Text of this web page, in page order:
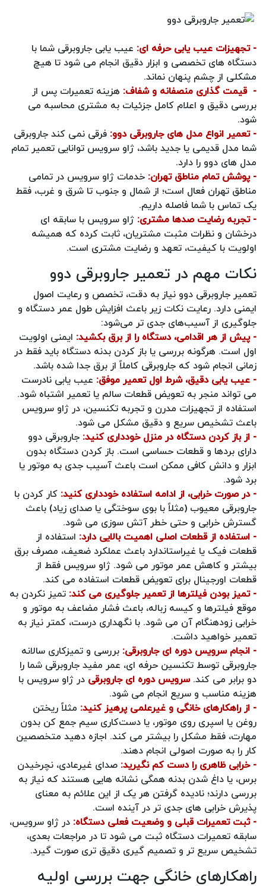
- تجهیزات عیب‌ یابی حرفه‌ ای: عیب‌ یابی جاروبرقی شما با
دستگاه‌ های تخصصی و ابزار دقیق انجام می‌ شود تا هیچ
مشکلی از چشم پنهان نماند.
- قیمت‌ گذاری منصفانه و شفاف: هزینه تعمیرات پس از
بررسی دقیق و اعلام کامل جزئیات به مشتری محاسبه می‌
شود.
- تعمیر انواع مدل‌ های جاروبرقی دوو: فرقی نمی‌ کند جاروبرقی
شما مدل قدیمی یا جدید باشد، ژاو سرویس توانایی تعمیر تمام
مدل‌ های دوو را دارد.
- پوشش تمام مناطق تهران: خدمات ژاو سرویس در تمامی
مناطق تهران فعال است؛ از شمال و جنوب تا شرق و غرب، فقط
یک تماس با شما فاصله داریم.
- تجربه رضایت صدها مشتری: ژاو سرویس با سابقه‌ ای
درخشان و نظرات مثبت مشتریان، ثابت کرده که همیشه
اولویت با کیفیت، تعهد و رضایت مشتری است.
نکات مهم در تعمیر جاروبرقی دوو
تعمیر جاروبرقی دوو نیاز به دقت، تخصص و رعایت اصول
ایمنی دارد. رعایت نکات زیر باعث افزایش طول عمر دستگاه و
جلوگیری از آسیب‌های جدی‌ تر می‌شود:
- پیش از هر اقدامی، دستگاه را از برق بکشید: ایمنی اولویت
اول است. هرگونه بررسی یا باز کردن بدنه دستگاه باید فقط در
زمانی انجام شود که جاروبرقی کاملاً از برق جدا شده باشد.
- عیب‌ یابی دقیق، شرط اول تعمیر موفق: عیب‌ یابی نادرست
می‌ تواند منجر به تعویض قطعات سالم یا تعمیر اشتباه شود.
استفاده از تجهیزات مدرن و تجربه تکنسین، در ژاو سرویس
باعث تشخیص سریع و دقیق مشکل می‌ شود.
- از باز کردن دستگاه در منزل خودداری کنید: جاروبرقی دوو
دارای بردها و قطعات حساسی است. باز کردن دستگاه بدون
ابزار و دانش کافی ممکن است باعث آسیب جدی به موتور یا
برد شود.
- در صورت خرابی، از ادامه استفاده خودداری کنید: کار کردن با
جاروبرقی معیوب (مثلاً با بوی سوختگی یا صدای زیاد) باعث
گسترش خرابی و حتی خطر آتش‌ سوزی می‌ شود.
- استفاده از قطعات اصلی اهمیت بالایی دارد: استفاده از
قطعات فیک یا غیراستاندارد باعث عملکرد ضعیف، مصرف برق
بیشتر و کاهش عمر موتور می‌ شود. ژاو سرویس فقط از
قطعات اورجینال برای تعویض قطعات استفاده می کند.
- تمیز بودن فیلترها از تعمیر جلوگیری می‌ کند: تمیز نکردن به‌
موقع فیلترها و کیسه زباله، باعث فشار مضاعف به موتور و
خرابی زودهنگام آن می‌ شود. با نگهداری درست، کمتر نیاز به
تعمیر خواهید داشت.
- انجام سرویس دوره‌ ای جاروبرقی: بررسی و تمیزکاری سالانه
جاروبرقی توسط تکنسین حرفه‌ ای، عمر مفید جاروبرقی شما را
دو برابر می‌ کند.سرویس دوره ای جاروبرقی در ژاو سرویس با
هزینه مناسب و سریع انجام می‌ شود.
- از راهکارهای خانگی و غیرعلمی پرهیز کنید: مثلاً ریختن
روغن یا اسپری روی موتور، یا دست‌کاری سیم‌ جمع‌ کن بدون
مهارت، فقط مشکل را بیشتر می‌ کند. اجازه دهید متخصصین
کار را به صورت اصولی انجام دهند.
- خرابی ظاهری را دست‌ کم نگیرید: صدای غیرعادی، نچرخیدن
برس، یا داغ شدن بدنه همگی نشانه‌ هایی هستند که نیاز به
بررسی دارند؛ نادیده گرفتن هر یک از این علائم به معنای
پذیرش خرابی‌ های جدی‌ تر در آینده است.
- ثبت تعمیرات قبلی و وضعیت فعلی دستگاه: در ژاو سرویس،
سابقه تعمیرات دستگاه ثبت می‌ شود تا در مراجعات بعدی،
تشخیص سریع‌ تر و تصمیم‌ گیری دقیق‌ تری صورت گیرد.
راهکارهای خانگی جهت بررسی اولیه